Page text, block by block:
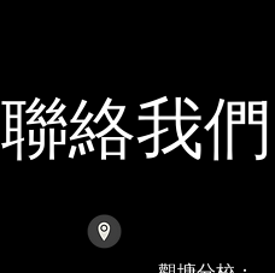
聯絡我們